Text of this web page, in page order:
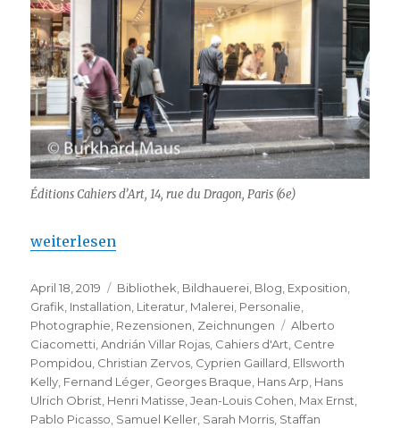
Éditions Cahiers d’Art, 14, rue du Dragon, Paris (6e)
„Ellsworth Kelly – Cahiers d’Art – Paris
weiterlesen
Veröffentlicht
am
April 18, 2019 Kategorien
Bibliothek Bildhauerei Blog Exposition
Grafik Installation Literatur Malerei Personalie
Photographie Rezensionen Zeichnungen Schlagwörter
Alberto
Ciacometti ,Andrián Villar Rojas Cahiers d'Art Centre
Pompidou Christian Zervos Cyprien Gaillard Ellsworth
Kelly Fernand Léger Georges Braque Hans Arp Hans
Ulrich Obrist Henri Matisse ,Jean-Louis Cohen Max Ernst
Pablo Picasso Samuel Keller Sarah Morris Staffan